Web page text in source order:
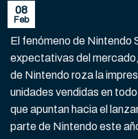
08
Feb
El fenómeno de Nintendo
expectativas del
de Nintendo roza la
unidades vendidas en
que apuntan hacia el
parte de Nintendo este